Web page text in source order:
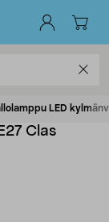
LED
Clas